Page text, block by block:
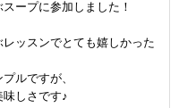
ープに参加しました！
ッスンでとても嬉しかった
ルですが、
しさです♪